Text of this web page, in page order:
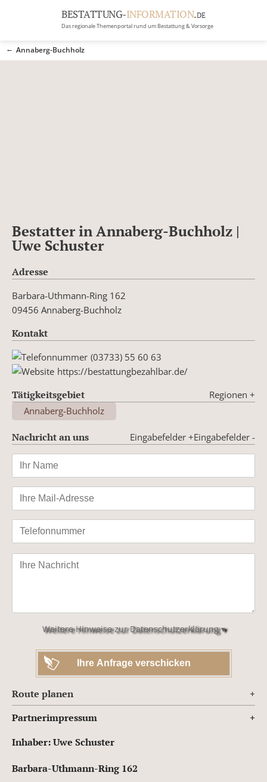
BESTATTUNG-INFORMATION.DE
Das regionale Themenportal rund um Bestattung & Vorsorge
BRANCHEN
Annaberg-Buchholz
Bestatter in Annaberg-Buchholz |
Uwe Schuster
Adresse
Barbara-Uthmann-Ring 162
09456 Annaberg-Buchholz
Kontakt
(03733) 55 60 63
https://bestattungbezahlbar.de/
Tätigkeitsgebiet Regionen +
Annaberg-Buchholz
Nachricht an uns Eingabefelder -
Eingabefelder +
Bitte
lasse
leer.Weitere Hinweise zur Datenschutzerklärung ▾
Route planen
Partnerimpressum
Inhaber: Uwe Schuster
Barbara-Uthmann-Ring 162